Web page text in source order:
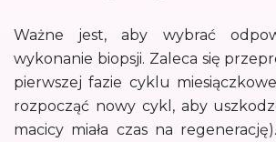
Ważne jest, aby wybrać
wykonanie biopsji. Zaleca się
pierwszej fazie cyklu
rozpocząć nowy cykl, aby
macicy miała czas na